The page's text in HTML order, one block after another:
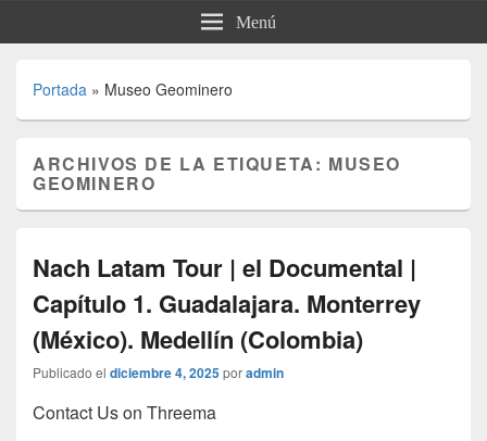
Menú
Portada » Museo Geominero
ARCHIVOS DE LA ETIQUETA: MUSEO
GEOMINERO
Nach Latam Tour | el Documental |
Capítulo 1. Guadalajara. Monterrey
(México). Medellín (Colombia)
Publicado el diciembre 4, 2025poradmin
Contact Us on Threema